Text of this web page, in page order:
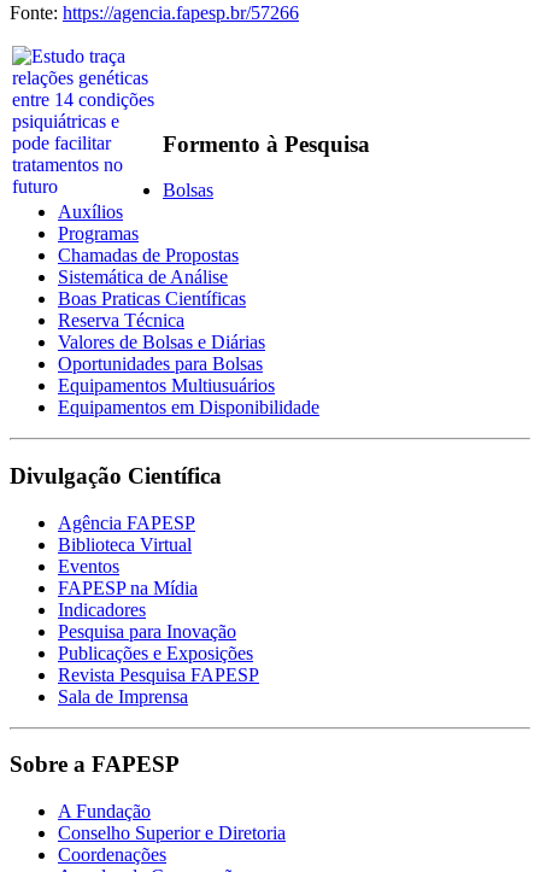
Fonte: https://agencia.fapesp.br/57266
Formento à Pesquisa
Bolsas
Auxílios
Programas
Chamadas de Propostas
Sistemática de Análise
Boas Praticas Científicas
Reserva Técnica
Valores de Bolsas e Diárias
Oportunidades para Bolsas
Equipamentos Multiusuários
Equipamentos em Disponibilidade
Divulgação Científica
Agência FAPESP
Biblioteca Virtual
Eventos
FAPESP na Mídia
Indicadores
Pesquisa para Inovação
Publicações e Exposições
Revista Pesquisa FAPESP
Sala de Imprensa
Sobre a FAPESP
A Fundação
Conselho Superior e Diretoria
Coordenações